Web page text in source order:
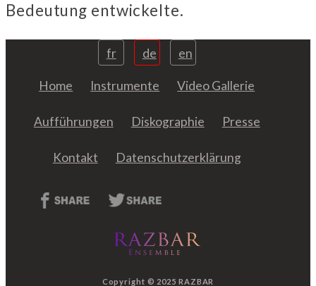
Bedeutung entwickelte.
fr de en
Home Instrumente Video Gallerie
Aufführungen Diskographie Presse
Kontakt Datenschutzerklärung
Copyright © 2025 RAZBAR